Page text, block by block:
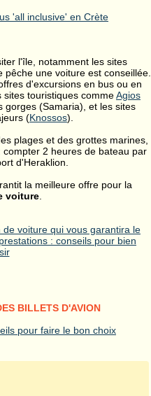
'all inclusive' en Crète
l'île, notamment les sites
une voiture est conseillée.
d'excursions en bus ou en
sites touristiques commeAgios
gorges (Samaria), et les sites
(Knossos).
plages et des grottes marines,
compter 2 heures de bateau par
d'Heraklion.
la meilleure offre pour la
voiture.
voiture qui vous garantira le
: conseils pour bien
BILLETS D'AVION
pour faire le bon choix